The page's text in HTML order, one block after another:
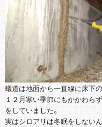
蟻道は地面から一直線に床下
１２月寒い季節にもかかわら
をしていました。
実はシロアリは冬眠をしないん